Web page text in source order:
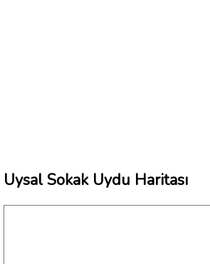
Uysal Sokak Uydu Haritası